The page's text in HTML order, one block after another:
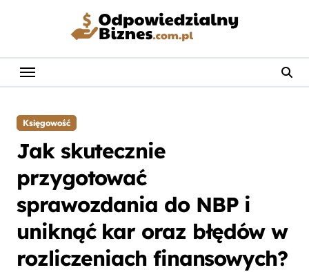
Księgowość
Jak skutecznie
przygotować
sprawozdania do NBP i
uniknąć kar oraz błędów w
rozliczeniach finansowych?